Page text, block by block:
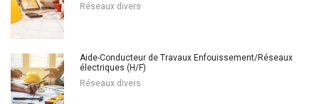
Réseaux divers
Aide-Conducteur de Travaux Enfouissement/Réseaux
électriques (H/F)
Réseaux divers